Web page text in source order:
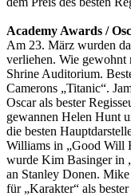
Academy Awards /
Am 23. März wurden
verliehen. Wie
Shrine Auditorium.
Camerons „Titanic“.
Oscar als bester
gewannen Helen Hunt
die besten
Williams in „Good Will
wurde Kim Basinger in
an Stanley Donen.
für „Karakter“ als